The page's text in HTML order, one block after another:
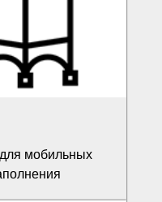
мобильных